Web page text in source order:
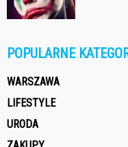
POPULARNE
WARSZAWA
LIFESTYLE
URODA